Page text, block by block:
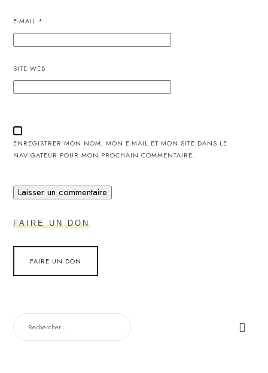
E-MAIL *
SITE WEB
ENREGISTRER MON NOM, MON E-MAIL ET MON SITE DANS LE
NAVIGATEUR POUR MON PROCHAIN COMMENTAIRE.
FAIRE UN DON
FAIRE UN DON